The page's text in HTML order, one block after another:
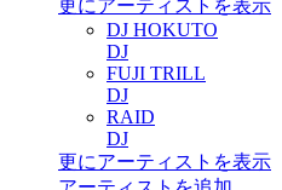
更にアーティストを表示
DJ HOKUTO
DJ
FUJI TRILL
DJ
RAID
DJ
更にアーティストを表示